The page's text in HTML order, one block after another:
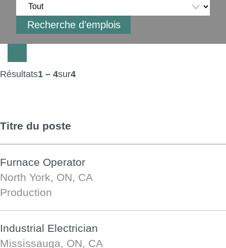
Résultats1 – 4sur4
Titre du poste
Furnace Operator
North York, ON, CA
Production
Industrial Electrician
Mississauga, ON, CA